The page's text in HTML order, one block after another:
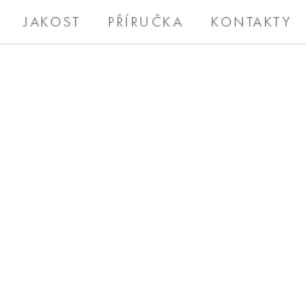
JAKOST PŘÍRUČKA KONTAKTY
Vzácné a